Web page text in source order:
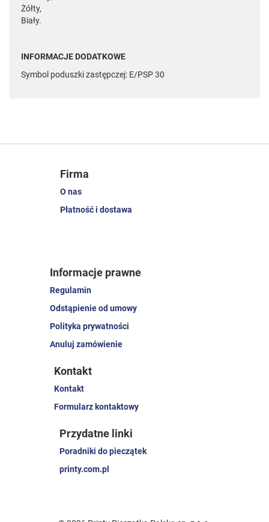
Żółty,
Biały.
INFORMACJE DODATKOWE
Symbol poduszki zastępczej: E/PSP 30
Firma
O nas
Płatność i dostawa
Informacje prawne
Regulamin
Odstąpienie od umowy
Polityka prywatności
Anuluj zamówienie
Kontakt
Kontakt
Formularz kontaktowy
Przydatne linki
Poradniki do pieczątek
printy.com.pl